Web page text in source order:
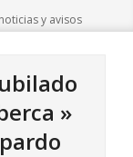
y avisos
»